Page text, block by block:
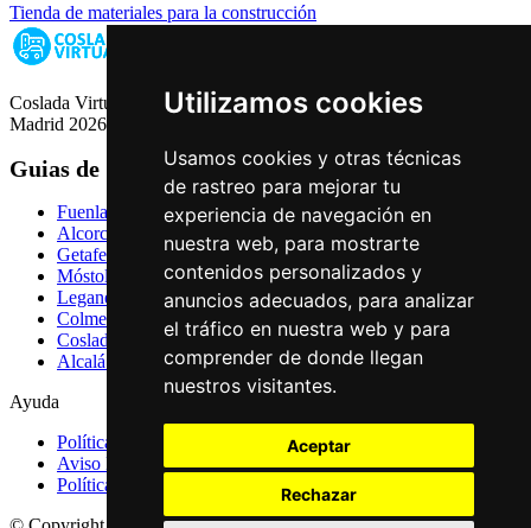
Utilizamos cookies
Usamos cookies y otras técnicas
de rastreo para mejorar tu
experiencia de navegación en
nuestra web, para mostrarte
contenidos personalizados y
anuncios adecuados, para analizar
el tráfico en nuestra web y para
comprender de donde llegan
nuestros visitantes.
Aceptar
Rechazar
Tienda de materiales para la construcción
Coslada Virtual: Guia de Empresas, Ocio y Servicios de Coslada,
Madrid 2026
Guias de Ciudades
Fuenlabrada
Alcorcón
Getafe
Móstoles
Leganés
Colmenar Viejo
Coslada
Alcalá de Henares
Ayuda
Política de Privacidad
Aviso Legal
Política de Cookies